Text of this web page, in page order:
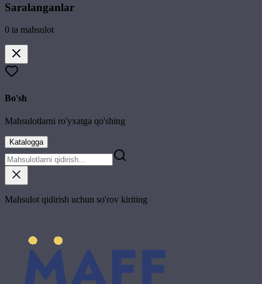
Saralanganlar
0 ta mahsulot
Bo'sh
Mahsulotlarni ro'yxatga qo'shing
Katalogga
Mahsulot qidirish uchun so'rov kiriting